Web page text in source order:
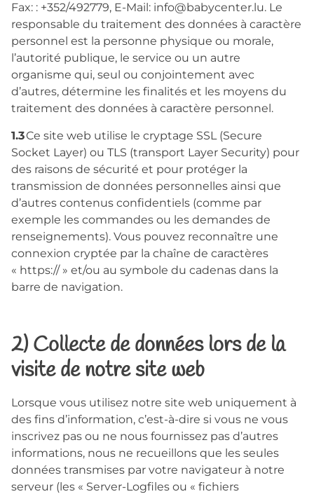
Fax: : +352/492779, E-Mail: info@babycenter.lu. Le
responsable du traitement des données à caractère
personnel est la personne physique ou morale,
l’autorité publique, le service ou un autre
organisme qui, seul ou conjointement avec
d’autres, détermine les finalités et les moyens du
traitement des données à caractère personnel.
1.3Ce site web utilise le cryptage SSL (Secure
Socket Layer) ou TLS (transport Layer Security) pour
des raisons de sécurité et pour protéger la
transmission de données personnelles ainsi que
d’autres contenus confidentiels (comme par
exemple les commandes ou les demandes de
renseignements). Vous pouvez reconnaître une
connexion cryptée par la chaîne de caractères
« https:// » et/ou au symbole du cadenas dans la
barre de navigation.
2) Collecte de données lors de la
visite de notre site web
Lorsque vous utilisez notre site web uniquement à
des fins d’information, c’est-à-dire si vous ne vous
inscrivez pas ou ne nous fournissez pas d’autres
informations, nous ne recueillons que les seules
données transmises par votre navigateur à notre
serveur (les « Server-Logfiles ou « fichiers